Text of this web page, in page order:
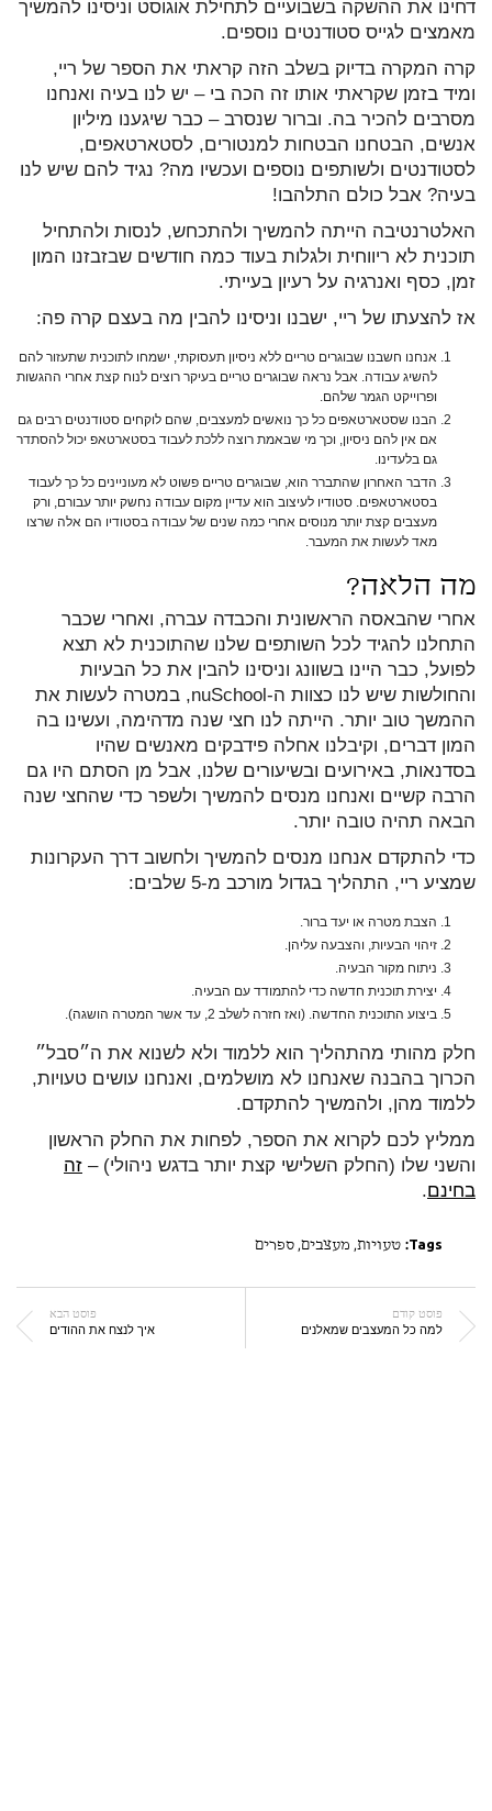
דחינו את ההשקה בשבועיים לתחילת אוגוסט וניסינו להמשיך
מאמצים לגייס סטודנטים נוספים.
קרה המקרה בדיוק בשלב הזה קראתי את הספר של ריי,
ומיד בזמן שקראתי אותו זה הכה בי – יש לנו בעיה ואנחנו
מסרבים להכיר בה. וברור שנסרב – כבר שיגענו מיליון
אנשים, הבטחנו הבטחות למנטורים, לסטארטאפים,
לסטודנטים ולשותפים נוספים ועכשיו מה? נגיד להם שיש לנו
בעיה? אבל כולם התלהבו!
האלטרנטיבה הייתה להמשיך ולהתכחש, לנסות ולהתחיל
תוכנית לא ריווחית ולגלות בעוד כמה חודשים שבזבזנו המון
זמן, כסף ואנרגיה על רעיון בעייתי.
אז להצעתו של ריי, ישבנו וניסינו להבין מה בעצם קרה פה:
אנחנו חשבנו שבוגרים טריים ללא ניסיון תעסוקתי, ישמחו לתוכנית שתעזור להם
להשיג עבודה. אבל נראה שבוגרים טריים בעיקר רוצים לנוח קצת אחרי ההגשות
ופרוייקט הגמר שלהם.
הבנו שסטארטאפים כל כך נואשים למעצבים, שהם לוקחים סטודנטים רבים גם
אם אין להם ניסיון, וכך מי שבאמת רוצה ללכת לעבוד בסטארטאפ יכול להסתדר
גם בלעדינו.
הדבר האחרון שהתברר הוא, שבוגרים טריים פשוט לא מעוניינים כל כך לעבוד
בסטארטאפים. סטודיו לעיצוב הוא עדיין מקום עבודה נחשק יותר עבורם, ורק
מעצבים קצת יותר מנוסים אחרי כמה שנים של עבודה בסטודיו הם אלה שרצו
מאד לעשות את המעבר.
מה הלאה?
אחרי שהבאסה הראשונית והכבדה עברה, ואחרי שכבר
התחלנו להגיד לכל השותפים שלנו שהתוכנית לא תצא
לפועל, כבר היינו בשוונג וניסינו להבין את כל הבעיות
והחולשות שיש לנו כצוות ה-nuSchool, במטרה לעשות את
ההמשך טוב יותר. הייתה לנו חצי שנה מדהימה, ועשינו בה
המון דברים, וקיבלנו אחלה פידבקים מאנשים שהיו
בסדנאות, באירועים ובשיעורים שלנו, אבל מן הסתם היו גם
הרבה קשיים ואנחנו מנסים להמשיך ולשפר כדי שהחצי שנה
הבאה תהיה טובה יותר.
כדי להתקדם אנחנו מנסים להמשיך ולחשוב דרך העקרונות
שמציע ריי, התהליך בגדול מורכב מ-5 שלבים:
הצבת מטרה או יעד ברור.
זיהוי הבעיות, והצבעה עליהן.
ניתוח מקור הבעיה.
יצירת תוכנית חדשה כדי להתמודד עם הבעיה.
ביצוע התוכנית החדשה. (ואז חזרה לשלב 2, עד אשר המטרה הושגה).
חלק מהותי מהתהליך הוא ללמוד ולא לשנוא את ה״סבל״
הכרוך בהבנה שאנחנו לא מושלמים, ואנחנו עושים טעויות,
ללמוד מהן, ולהמשיך להתקדם.
ממליץ לכם לקרוא את הספר, לפחות את החלק הראשון
והשני שלו (החלק השלישי קצת יותר בדגש ניהולי) – זה
בחינם.
Tags: טעויות, מעצבים, ספרים
פוסט קודם
למה כל המעצבים שמאלנים
פוסט הבא
איך לנצח את ההודים